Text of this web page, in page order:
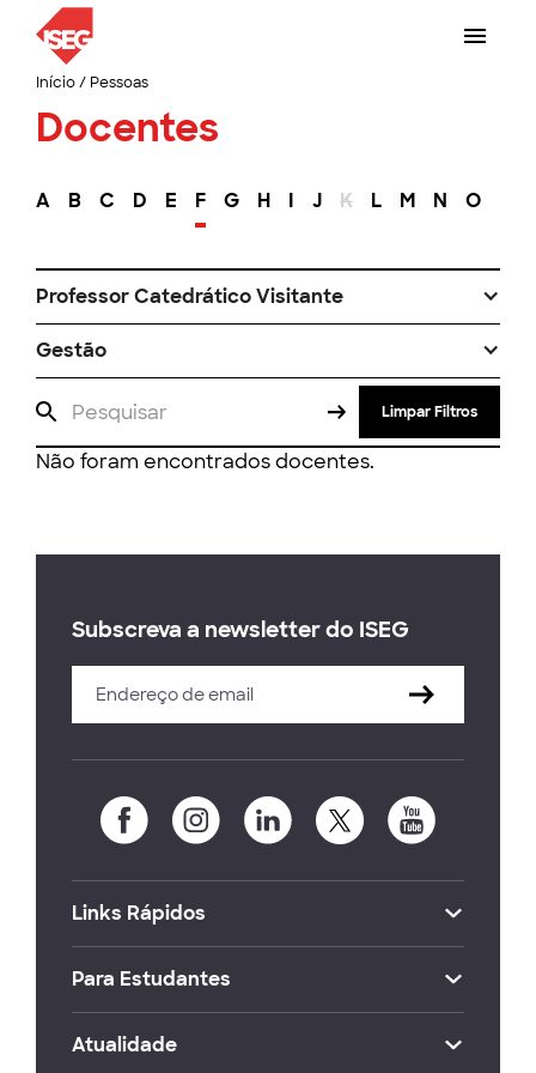
Início/ Pessoas
Docentes
A B C D E F G H I J K L M N O
Professor Catedrático Visitante
Gestão
Limpar Filtros
Não foram encontrados docentes.
Subscreva a newsletter do ISEG
Links Rápidos
Para Estudantes
Atualidade